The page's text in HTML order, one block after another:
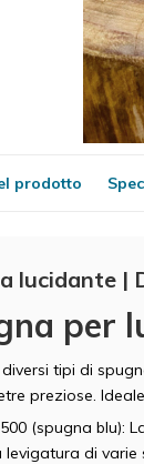
prodotto
lucidante |
per
tipi di
preziose.
(spugna blu):
levigatura di